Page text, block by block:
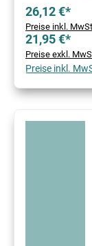
26,12 €*
Preise inkl.
21,95 €*
Preise exkl.
Preise inkl.